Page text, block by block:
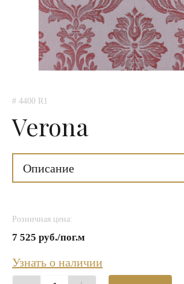
# 4400 R1
Verona
Описание
Розничная цена:
7 525 руб./пог.м
Узнать о наличии